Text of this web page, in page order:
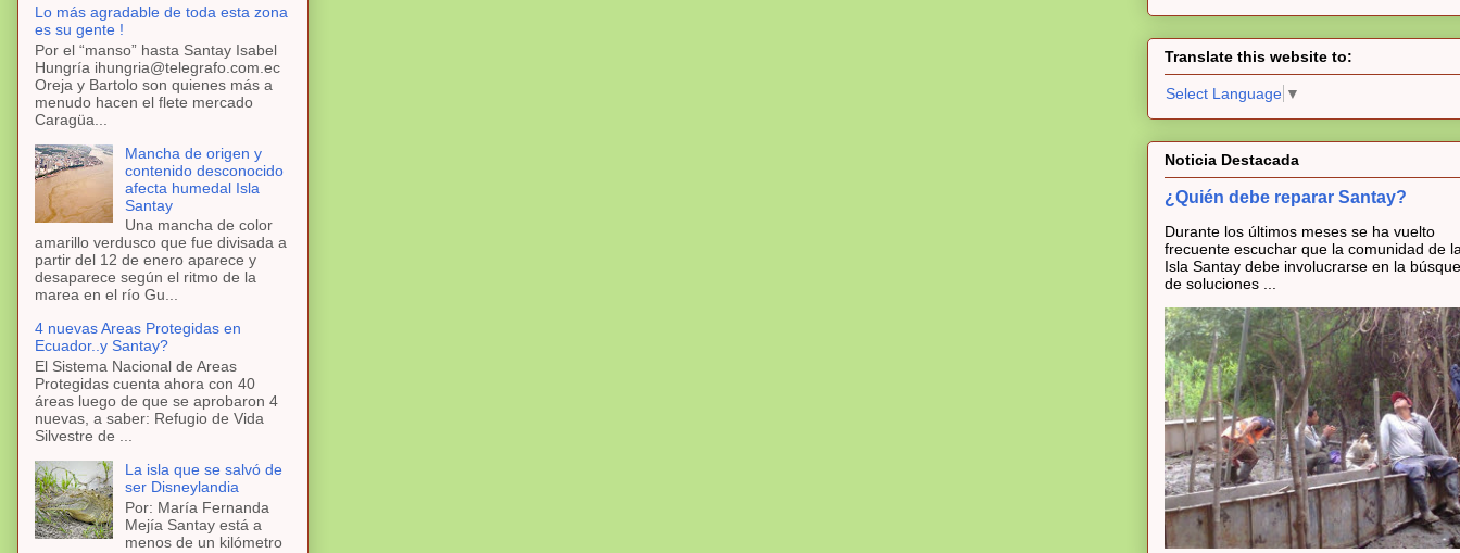
Lo más agradable de toda esta zona
es su gente !
Por el “manso” hasta Santay Isabel
Hungría ihungria@telegrafo.com.ec
Oreja y Bartolo son quienes más a
menudo hacen el flete mercado
Caragüa...
Mancha de origen y
contenido desconocido
afecta humedal Isla
Santay
Una mancha de color
amarillo verdusco que fue divisada a
partir del 12 de enero aparece y
desaparece según el ritmo de la
marea en el río Gu...
4 nuevas Areas Protegidas en
Ecuador..y Santay?
El Sistema Nacional de Areas
Protegidas cuenta ahora con 40
áreas luego de que se aprobaron 4
nuevas, a saber: Refugio de Vida
Silvestre de ...
La isla que se salvó de
ser Disneylandia
Por: María Fernanda
Mejía Santay está a
menos de un kilómetro
Translate this website to:
Select Language ▼
Noticia Destacada
¿Quién debe reparar Santay?
Durante los últimos meses se ha vuelto
frecuente escuchar que la comunidad de
Isla Santay debe involucrarse en la
de soluciones ...